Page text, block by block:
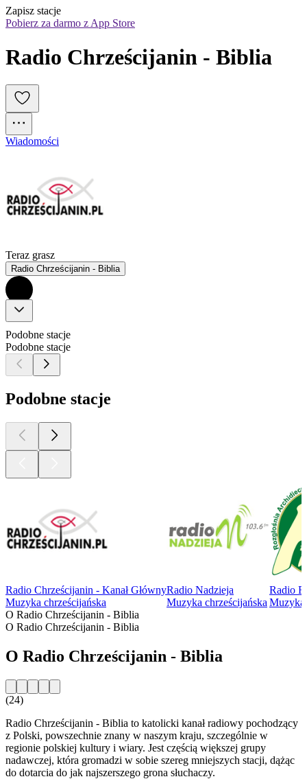
Zapisz stacje
Pobierz za darmo z App Store
Radio Chrześcijanin - Biblia
Wiadomości
Teraz grasz
Radio Chrześcijanin - Biblia
Podobne stacje
Podobne stacje
Podobne stacje
Radio Chrześcijanin - Kanał Główny
Muzyka chrześcijańska
Radio Nadzieja
Muzyka chrześcijańska
Radio
Muzyka
O Radio Chrześcijanin - Biblia
O Radio Chrześcijanin - Biblia
O Radio Chrześcijanin - Biblia
(24)
Radio Chrześcijanin - Biblia to katolicki kanał radiowy pochodzący
z Polski, powszechnie znany w naszym kraju, szczególnie w
regionie polskiej kultury i wiary. Jest częścią większej grupy
nadawczej, która gromadzi w sobie szereg mniejszych stacji, dążąc
do dotarcia do jak najszerszego grona słuchaczy.